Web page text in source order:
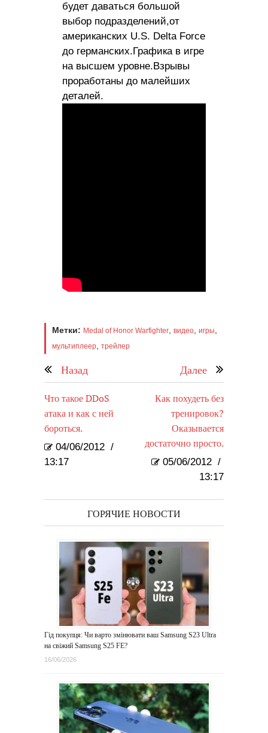
будет даваться большой
выбор подразделений,от
американских U.S. Delta Force
до германских.Графика в игре
на высшем уровне.Взрывы
проработаны до малейших
деталей.
Метки: Medal of Honor Warfighter, видео, игры,
мультиплеер, трейлер
Назад Далее
Что такое DDoS
атака и как с ней
бороться.
04/06/2012 /
13:17
Как похудеть без
тренировок?
Оказывается
достаточно просто.
05/06/2012 /
13:17
ГОРЯЧИЕ НОВОСТИ
Гід покупця: Чи варто змінювати ваш Samsung S23 Ultra
на свіжий Samsung S25 FE?
16/06/2026